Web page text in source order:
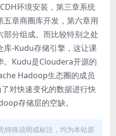
环境安装，第三章系统
章商圈库开发，第六章用
部分组成。而比较特别之处
库-Kudu存储引擎，这让课
。Kudu是Cloudera开源的
Hadoop生态圈的成员
对快速变化的数据进行快
存储层的空缺。
特殊说明或标注，均为本站原